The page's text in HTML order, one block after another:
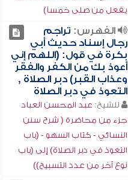
يفعل من صلى خمساً)
الفهرس: تراجم
رجال إسناد حديث أبي
بكرة في قول: (اللهم إني
أعوذ بك من الكفر والفقر
وعذاب القبر) دبر الصلاة ,
التعوذ في دبر الصلاة
للشيخ: عبد المحسن العباد
جزء من محاضرة ( شرح سنن
النسائي - كتاب السهو - (باب
التعوذ في دبر الصلاة) إلى (باب
نوع آخر من عدد التسبيح))